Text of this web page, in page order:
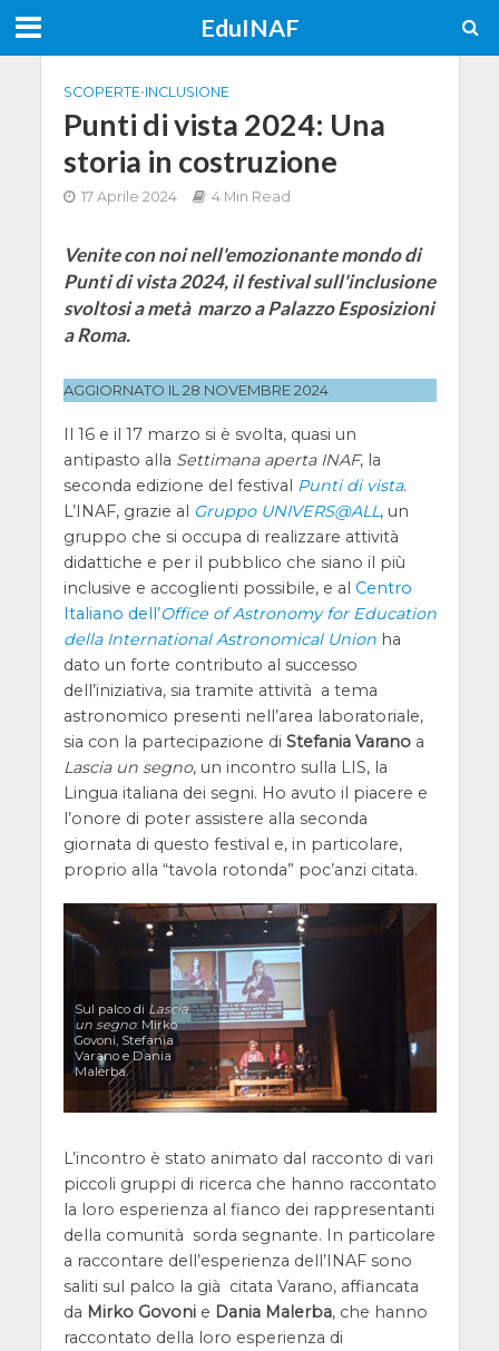
EduINAF
SCOPERTE•INCLUSIONE
Punti di vista 2024: Una
storia in costruzione
17 Aprile 2024 4 Min Read
Venite con noi nell'emozionante mondo di
Punti di vista 2024, il festival sull'inclusione
svoltosi a metà marzo a Palazzo Esposizioni
a Roma.
AGGIORNATO IL 28 NOVEMBRE 2024
Il 16 e il 17 marzo si è svolta, quasi un
antipasto alla Settimana aperta INAF, la
seconda edizione del festival Punti di vista.
L’INAF, grazie al Gruppo UNIVERS@ALL, un
gruppo che si occupa di realizzare attività
didattiche e per il pubblico che siano il più
inclusive e accoglienti possibile, e al Centro
Italiano dell’Office of Astronomy for Education
della International Astronomical Unionha
dato un forte contributo al successo
dell’iniziativa, sia tramite attività a tema
astronomico presenti nell’area laboratoriale,
sia con la partecipazione di Stefania Varanoa
Lascia un segno, un incontro sulla LIS, la
Lingua italiana dei segni. Ho avuto il piacere e
l’onore di poter assistere alla seconda
giornata di questo festival e, in particolare,
proprio alla “tavola rotonda” poc’anzi citata.
Sul palco di Lascia
un segno: Mirko
Govoni, Stefania
Varano e Dania
Malerba.
L’incontro è stato animato dal racconto di vari
piccoli gruppi di ricerca che hanno raccontato
la loro esperienza al fianco dei rappresentanti
della comunità sorda segnante. In particolare
a raccontare dell’esperienza dell’INAF sono
saliti sul palco la già citata Varano, affiancata
da Mirko Govonie Dania Malerba, che hanno
raccontato della loro esperienza di